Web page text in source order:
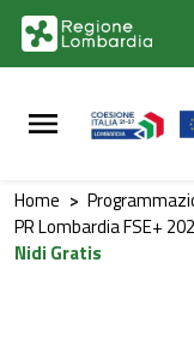
Vai al contenuto
Vai al footer
Home >
PR Lombardia FSE+
Nidi Gratis